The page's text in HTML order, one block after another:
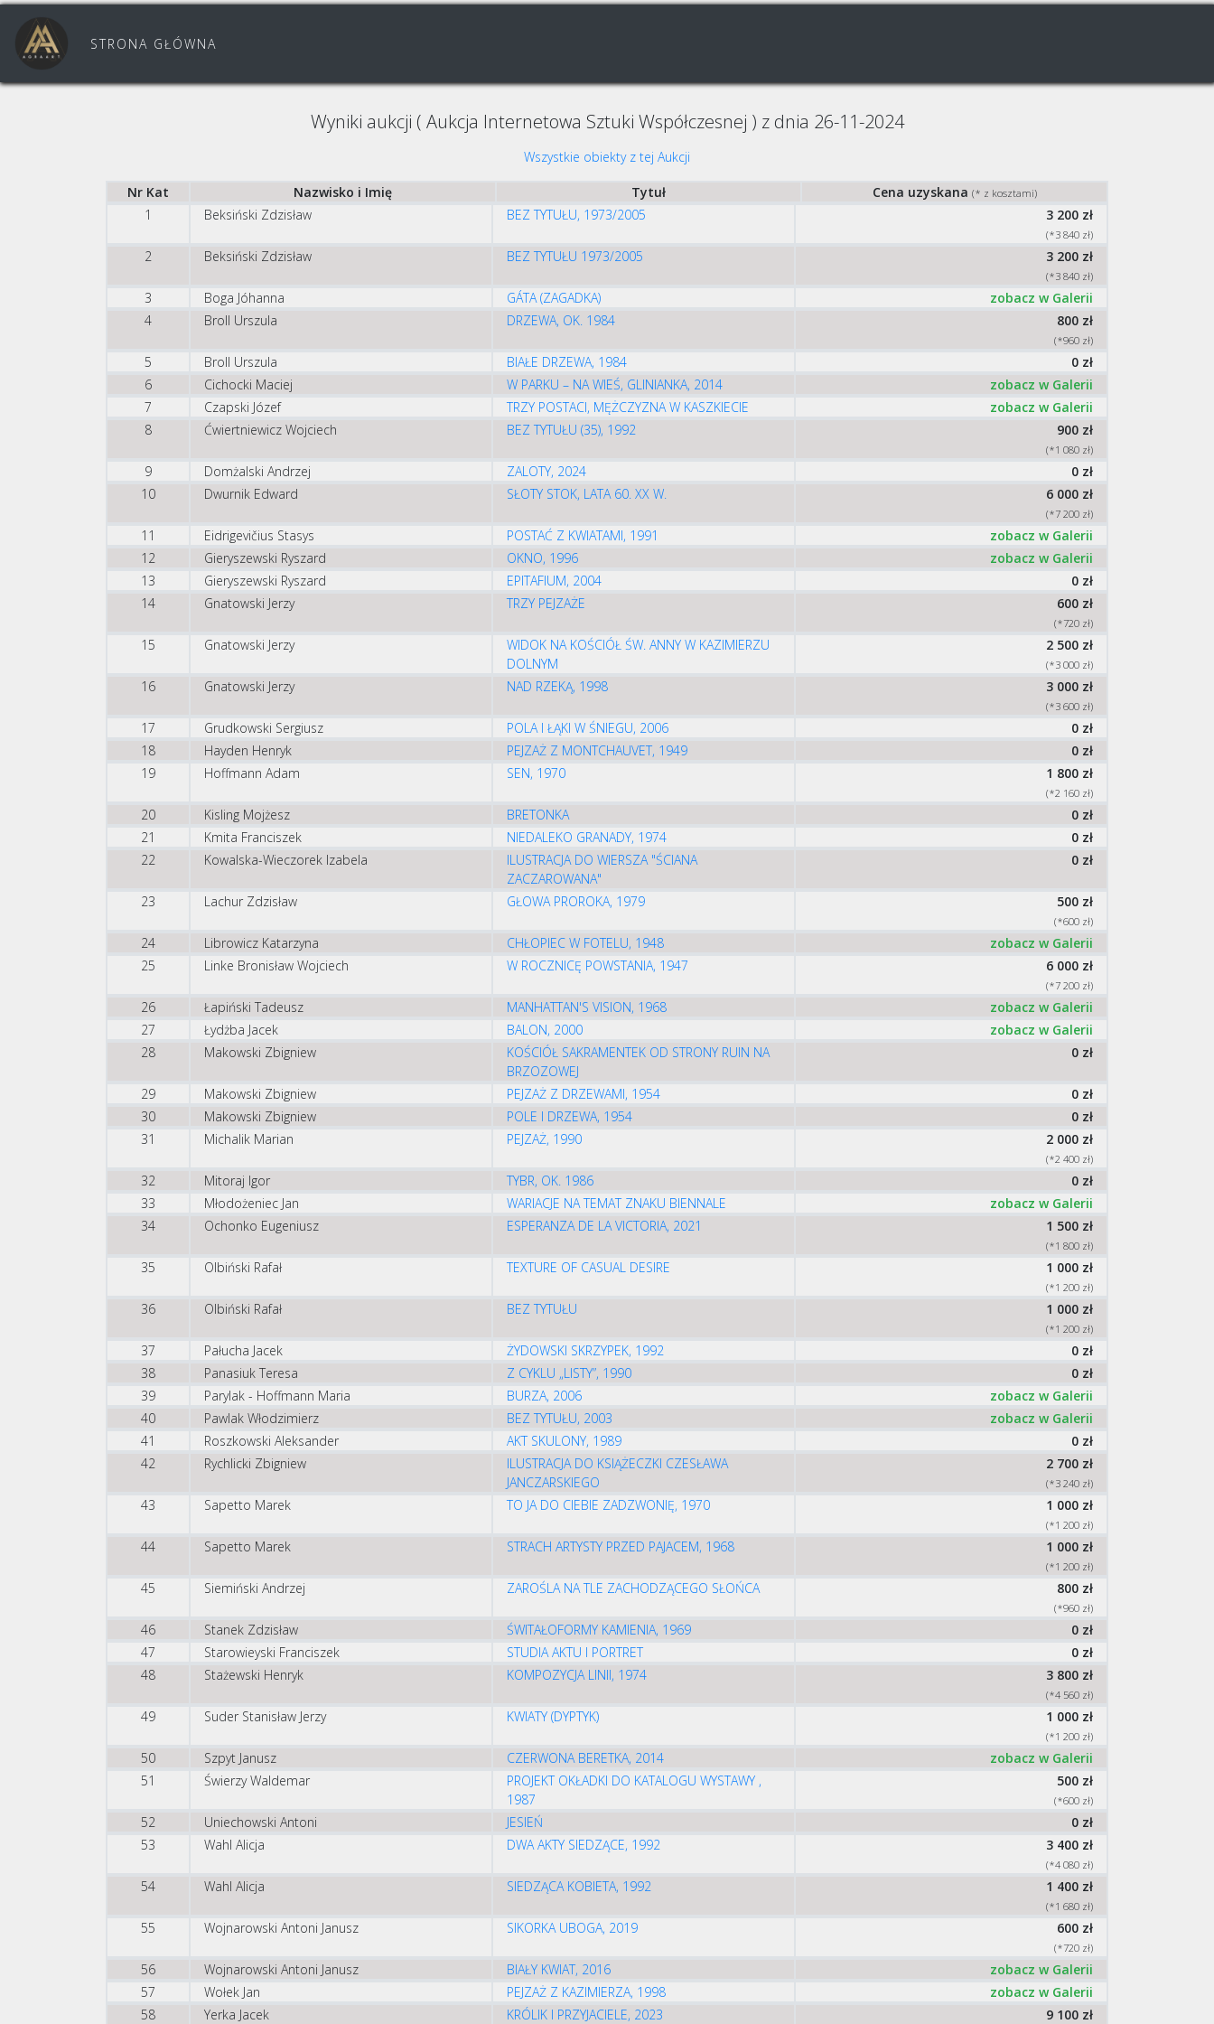
STRONA GŁÓWNA
Wyniki aukcji ( Aukcja Internetowa Sztuki Współczesnej ) z dnia 26-11-2024
Wszystkie obiekty z tej Aukcji
Nr Kat Nazwisko i Imię Tytuł Cena uzyskana (* z kosztami)
1 Beksiński Zdzisław BEZ TYTUŁU, 1973/2005 3 200 zł
(*3 840 zł)
2 Beksiński Zdzisław BEZ TYTUŁU 1973/2005 3 200 zł
(*3 840 zł)
3 Boga Jóhanna GÁTA (ZAGADKA)
zobacz w Galerii
4
Broll Urszula DRZEWA, OK. 1984 800 zł
(*960 zł)
5 Broll Urszula BIAŁE DRZEWA, 1984
0 zł
6
Cichocki Maciej W PARKU – NA WIEŚ, GLINIANKA, 2014
zobacz w Galerii
7
Czapski Józef TRZY POSTACI, MĘŻCZYZNA W KASZKIECIE
zobacz w Galerii
8
Ćwiertniewicz Wojciech BEZ TYTUŁU (35), 1992 900 zł
(*1 080 zł)
9 Domżalski Andrzej ZALOTY, 2024
0 zł
10
Dwurnik Edward SŁOTY STOK, LATA 60. XX W. 6 000 zł
(*7 200 zł)
11 Eidrigevičius Stasys POSTAĆ Z KWIATAMI, 1991
zobacz w Galerii
12
Gieryszewski Ryszard OKNO, 1996
zobacz w Galerii
13
Gieryszewski Ryszard EPITAFIUM, 2004
0 zł
14
Gnatowski Jerzy TRZY PEJZAŻE 600 zł
(*720 zł)
15 Gnatowski Jerzy
WIDOK NA KOŚCIÓŁ ŚW. ANNY W KAZIMIERZU
DOLNYM
2 500 zł
(*3 000 zł)
16 Gnatowski Jerzy NAD RZEKĄ, 1998 3 000 zł
(*3 600 zł)
17 Grudkowski Sergiusz POLA I ŁĄKI W ŚNIEGU, 2006
0 zł
18
Hayden Henryk PEJZAŻ Z MONTCHAUVET, 1949
0 zł
19
Hoffmann Adam SEN, 1970 1 800 zł
(*2 160 zł)
20 Kisling Mojżesz BRETONKA
0 zł
21
Kmita Franciszek NIEDALEKO GRANADY, 1974
0 zł
22
Kowalska-Wieczorek Izabela
ILUSTRACJA DO WIERSZA "ŚCIANA
ZACZAROWANA"
0 zł
23 Lachur Zdzisław GŁOWA PROROKA, 1979 500 zł
(*600 zł)
24 Librowicz Katarzyna CHŁOPIEC W FOTELU, 1948
zobacz w Galerii
25
Linke Bronisław Wojciech W ROCZNICĘ POWSTANIA, 1947 6 000 zł
(*7 200 zł)
26 Łapiński Tadeusz MANHATTAN'S VISION, 1968
zobacz w Galerii
27
Łydżba Jacek BALON, 2000
zobacz w Galerii
28
Makowski Zbigniew
KOŚCIÓŁ SAKRAMENTEK OD STRONY RUIN NA
BRZOZOWEJ
0 zł
29 Makowski Zbigniew PEJZAŻ Z DRZEWAMI, 1954
0 zł
30
Makowski Zbigniew POLE I DRZEWA, 1954
0 zł
31
Michalik Marian PEJZAŻ, 1990 2 000 zł
(*2 400 zł)
32 Mitoraj Igor TYBR, OK. 1986
0 zł
33
Młodożeniec Jan WARIACJE NA TEMAT ZNAKU BIENNALE
zobacz w Galerii
34
Ochonko Eugeniusz ESPERANZA DE LA VICTORIA, 2021 1 500 zł
(*1 800 zł)
35 Olbiński Rafał TEXTURE OF CASUAL DESIRE 1 000 zł
(*1 200 zł)
36 Olbiński Rafał BEZ TYTUŁU 1 000 zł
(*1 200 zł)
37 Pałucha Jacek ŻYDOWSKI SKRZYPEK, 1992
0 zł
38
Panasiuk Teresa Z CYKLU „LISTY”, 1990
0 zł
39
Parylak - Hoffmann Maria BURZA, 2006
zobacz w Galerii
40
Pawlak Włodzimierz BEZ TYTUŁU, 2003
zobacz w Galerii
41
Roszkowski Aleksander AKT SKULONY, 1989
0 zł
42
Rychlicki Zbigniew
ILUSTRACJA DO KSIĄŻECZKI CZESŁAWA
JANCZARSKIEGO
2 700 zł
(*3 240 zł)
43 Sapetto Marek TO JA DO CIEBIE ZADZWONIĘ, 1970 1 000 zł
(*1 200 zł)
44 Sapetto Marek STRACH ARTYSTY PRZED PAJACEM, 1968 1 000 zł
(*1 200 zł)
45 Siemiński Andrzej ZAROŚLA NA TLE ZACHODZĄCEGO SŁOŃCA 800 zł
(*960 zł)
46 Stanek Zdzisław ŚWITAŁOFORMY KAMIENIA, 1969
0 zł
47
Starowieyski Franciszek STUDIA AKTU I PORTRET
0 zł
48
Stażewski Henryk KOMPOZYCJA LINII, 1974 3 800 zł
(*4 560 zł)
49 Suder Stanisław Jerzy KWIATY (DYPTYK) 1 000 zł
(*1 200 zł)
50 Szpyt Janusz CZERWONA BERETKA, 2014
zobacz w Galerii
51
Świerzy Waldemar
PROJEKT OKŁADKI DO KATALOGU WYSTAWY ,
1987
500 zł
(*600 zł)
52 Uniechowski Antoni JESIEŃ
0 zł
53
Wahl Alicja DWA AKTY SIEDZĄCE, 1992 3 400 zł
(*4 080 zł)
54 Wahl Alicja SIEDZĄCA KOBIETA, 1992 1 400 zł
(*1 680 zł)
55 Wojnarowski Antoni Janusz SIKORKA UBOGA, 2019 600 zł
(*720 zł)
56 Wojnarowski Antoni Janusz BIAŁY KWIAT, 2016
zobacz w Galerii
57
Wołek Jan PEJZAŻ Z KAZIMIERZA, 1998
zobacz w Galerii
58
Yerka Jacek KRÓLIK I PRZYJACIELE, 2023 9 100 zł